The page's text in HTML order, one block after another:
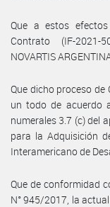
Que a estos
Contrato (IF-2021-
NOVARTIS
Que dicho proceso
un todo de acuerdo
numerales 3.7 (c) del
para la Adquisición
Interamericano de
Que de conformidad
N° 945/2017, la actual